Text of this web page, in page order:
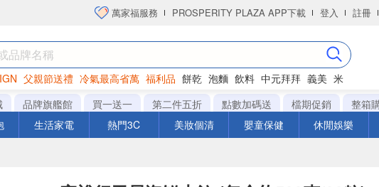
萬家福服務 PROSPERITY PLAZA APP下載 登入 註冊
父親節送禮 冷氣最高省萬 福利品 餅乾 泡麵 飲料 中元拜拜 義美 米
衛生紙
品牌旗艦館 買一送一 第二件五折 點數加碼送 檔期促銷 整箱
生活家電 熱門3C 美妝個清 嬰童保健 休閒娛樂